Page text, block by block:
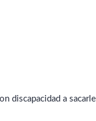
discapacidad a